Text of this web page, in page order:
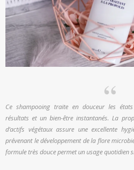
Ce shampooing traite en douceur les
résultats et un bien-être instantanés. La
d’actifs végétaux assure une excellente
prévenant le développement de la flore
formule très douce permet un usage quotidien